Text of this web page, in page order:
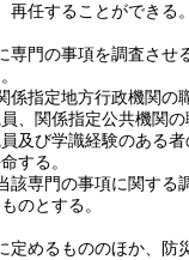
再任することができる。
専門の事項を調査させ
係指定地方行政機関の
、関係指定公共機関
及び学識経験のある
する。
該専門の事項に関する
のとする。
定めるもののほか、防